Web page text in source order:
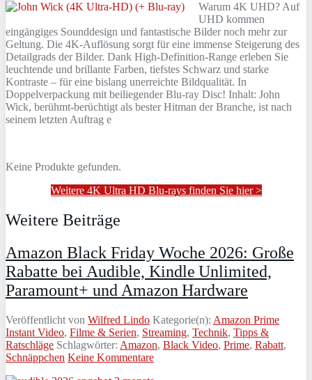
Warum 4K UHD? Auf
UHD kommen
eingängiges Sounddesign und fantastische Bilder noch mehr zur
Geltung. Die 4K-Auflösung sorgt für eine immense Steigerung des
Detailgrads der Bilder. Dank High-Definition-Range erleben Sie
leuchtende und brillante Farben, tiefstes Schwarz und starke
Kontraste – für eine bislang unerreichte Bildqualität. In
Doppelverpackung mit beiliegender Blu-ray Disc! Inhalt: John
Wick, berühmt-berüchtigt als bester Hitman der Branche, ist nach
seinem letzten Auftrag e
Keine Produkte gefunden.
Weitere 4K Ultra HD Blu-rays finden Sie hier >
Weitere Beiträge
Amazon Black Friday Woche 2026: Große
Rabatte bei Audible, Kindle Unlimited,
Paramount+ und Amazon Hardware
Veröffentlicht von Wilfred Lindo Kategorie(n): Amazon Prime
Instant Video, Filme & Serien, Streaming, Technik, Tipps &
Ratschläge Schlagwörter: Amazon, Black Video, Prime, Rabatt,
Schnäppchen Keine Kommentare